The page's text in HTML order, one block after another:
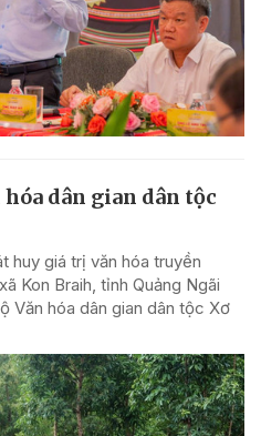
hóa dân gian dân tộc
huy giá trị văn hóa truyền
Kon Braih, tỉnh Quảng Ngãi
Văn hóa dân gian dân tộc Xơ